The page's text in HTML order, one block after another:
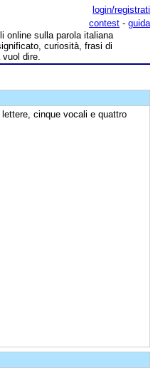
login/registrati
contest - guida
online sulla parola italiana
curiosità, frasi di
dire.
cinque vocali e quattro